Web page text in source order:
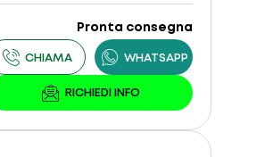
Pronta consegna